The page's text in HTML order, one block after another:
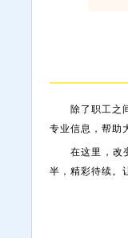
除了职工之
专业信息，帮助
在这里，改
半，精彩待续。